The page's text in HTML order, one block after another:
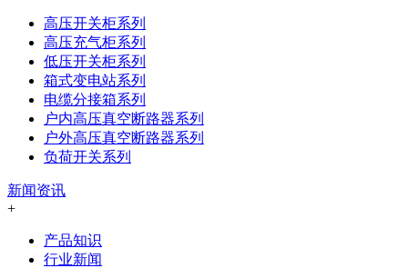
高压开关柜系列
高压充气柜系列
低压开关柜系列
箱式变电站系列
电缆分接箱系列
户内高压真空断路器系列
户外高压真空断路器系列
负荷开关系列
新闻资讯
+
产品知识
行业新闻